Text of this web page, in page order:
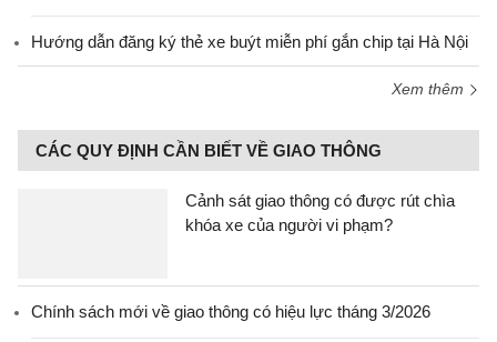
Hướng dẫn đăng ký thẻ xe buýt miễn phí gắn chip tại Hà Nội
Xem thêm
CÁC QUY ĐỊNH CẦN BIẾT VỀ GIAO THÔNG
Cảnh sát giao thông có được rút chìa
khóa xe của người vi phạm?
Chính sách mới về giao thông có hiệu lực tháng 3/2026